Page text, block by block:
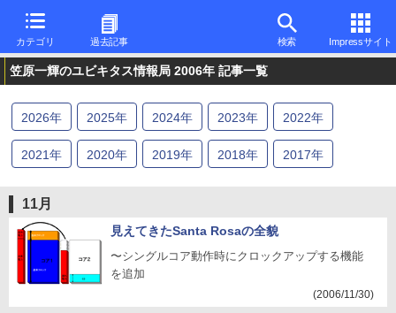
カテゴリ 過去記事 検索 Impressサイト
笠原一輝のユビキタス情報局 2006年 記事一覧
2026年 2025年 2024年 2023年 2022年
2021年 2020年 2019年 2018年 2017年
2011年 2010年 2009年 2008年
2006年 2005 年 2003
11月
見えてきたSanta Rosaの全貌
〜シングルコア動作時にクロックアップする機能
を追加
(2006/11/30)